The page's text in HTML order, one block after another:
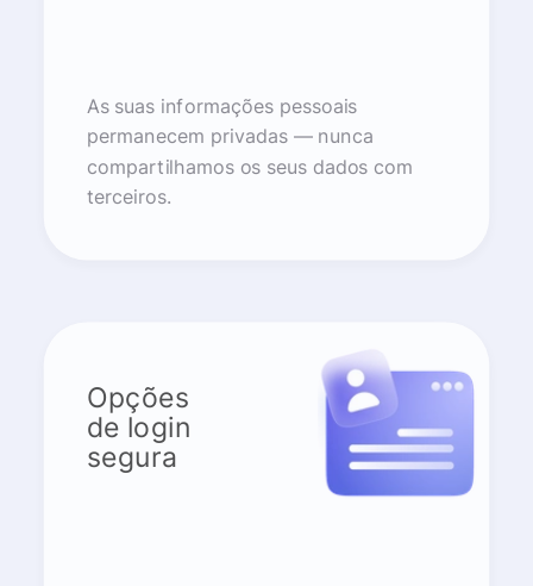
As suas informações pessoais
permanecem privadas — nunca
compartilhamos os seus dados com
terceiros.
Opções
de login
segura